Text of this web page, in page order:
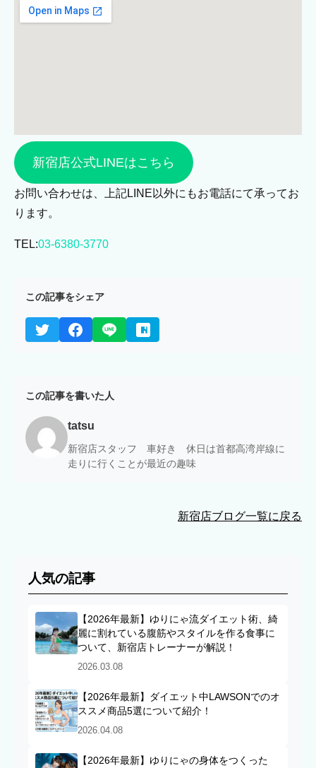
新宿店公式LINEはこちら
お問い合わせは、上記LINE以外にもお電話にて承ってお
ります。
TEL:03-6380-3770
この記事をシェア
この記事を書いた人
tatsu
新宿店スタッフ 車好き 休日は首都高湾岸線に
走りに行くことが最近の趣味
新宿店ブログ一覧に戻る
人気の記事
【2026年最新】ゆりにゃ流ダイエット術、綺
麗に割れている腹筋やスタイルを作る食事に
ついて、新宿店トレーナーが解説！
2026.03.08
【2026年最新】ダイエット中LAWSONでのオ
ススメ商品5選について紹介！
2026.04.08
【2026年最新】ゆりにゃの身体をつくった